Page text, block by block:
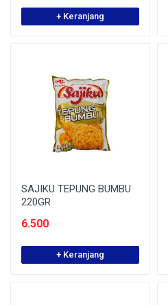
+ Keranjang
SAJIKU TEPUNG BUMBU
220GR
6.500
+ Keranjang